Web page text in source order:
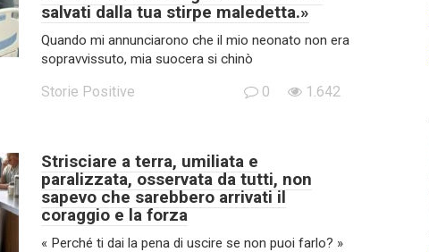
salvati dalla tua stirpe maledetta.»
Quando mi annunciarono che il mio neonato non era
sopravvissuto, mia suocera si chinò
Storie Positive 0 1.642
Strisciare a terra, umiliata e
paralizzata, osservata da tutti, non
sapevo che sarebbero arrivati il
coraggio e la forza
« Perché ti dai la pena di uscire se non puoi farlo? »